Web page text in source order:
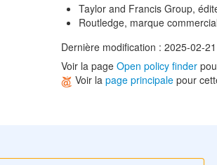
Taylor and Francis Group,
Routledge, marque
Dernière modification : 2025-02-
Voir la page Open policy finder
Voir la page principale pour